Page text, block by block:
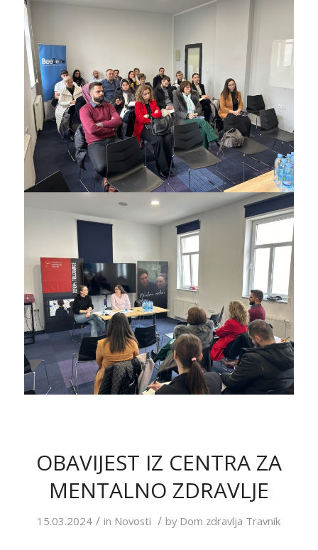
OBAVIJEST IZ CENTRA ZA
MENTALNO ZDRAVLJE
15.03.2024 / in Novosti / by Dom zdravlja Travnik